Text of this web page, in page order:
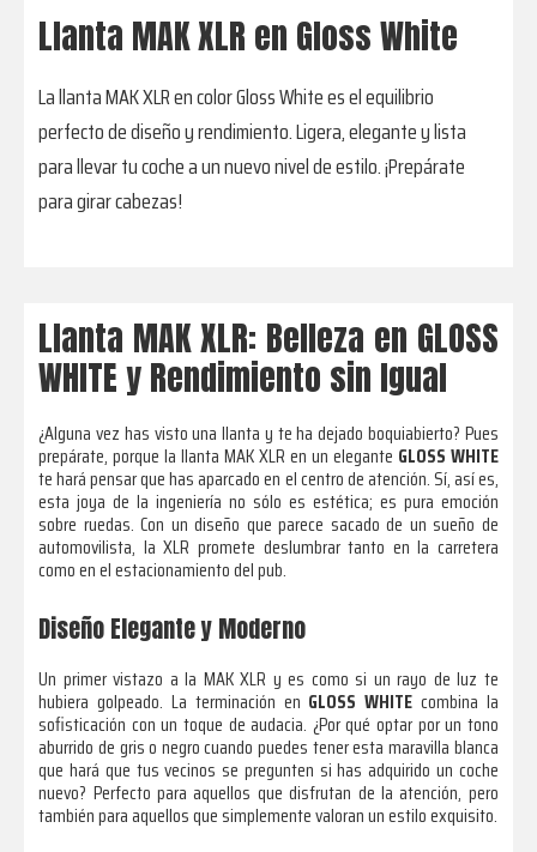
Llanta MAK XLR en Gloss White
La llanta MAK XLR en color Gloss White es el equilibrio
perfecto de diseño y rendimiento. Ligera, elegante y lista
para llevar tu coche a un nuevo nivel de estilo. ¡Prepárate
para girar cabezas!
Llanta MAK XLR: Belleza en GLOSS
WHITE y Rendimiento sin Igual
¿Alguna vez has visto una llanta y te ha dejado boquiabierto? Pues
prepárate, porque la llanta MAK XLR en un elegante GLOSS WHITE
te hará pensar que has aparcado en el centro de atención. Sí, así es,
esta joya de la ingeniería no sólo es estética; es pura emoción
sobre ruedas. Con un diseño que parece sacado de un sueño de
automovilista, la XLR promete deslumbrar tanto en la carretera
como en el estacionamiento del pub.
Diseño Elegante y Moderno
Un primer vistazo a la MAK XLR y es como si un rayo de luz te
hubiera golpeado. La terminación en GLOSS WHITE combina la
sofisticación con un toque de audacia. ¿Por qué optar por un tono
aburrido de gris o negro cuando puedes tener esta maravilla blanca
que hará que tus vecinos se pregunten si has adquirido un coche
nuevo? Perfecto para aquellos que disfrutan de la atención, pero
también para aquellos que simplemente valoran un estilo exquisito.